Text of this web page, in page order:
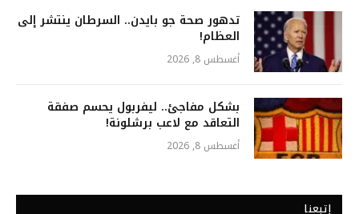
تدهور صحة جو بايدن.. السرطان ينتشر إلى
العظام!
أغسطس 8, 2026
بشكل مفاجئ.. ليفربول يحسم صفقة
التعاقد مع لاعب برشلونة!
أغسطس 8, 2026
إتبعنا